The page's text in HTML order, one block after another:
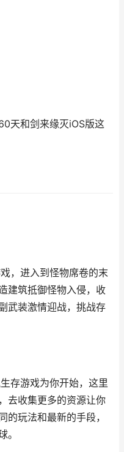
天和剑来缘灭iOS版这
，进入到怪物席卷的末
建筑抵御怪物入侵，收
武装激情迎战，挑战存
存游戏为你开始，这里
去收集更多的资源让你
的玩法和最新的手段，
。